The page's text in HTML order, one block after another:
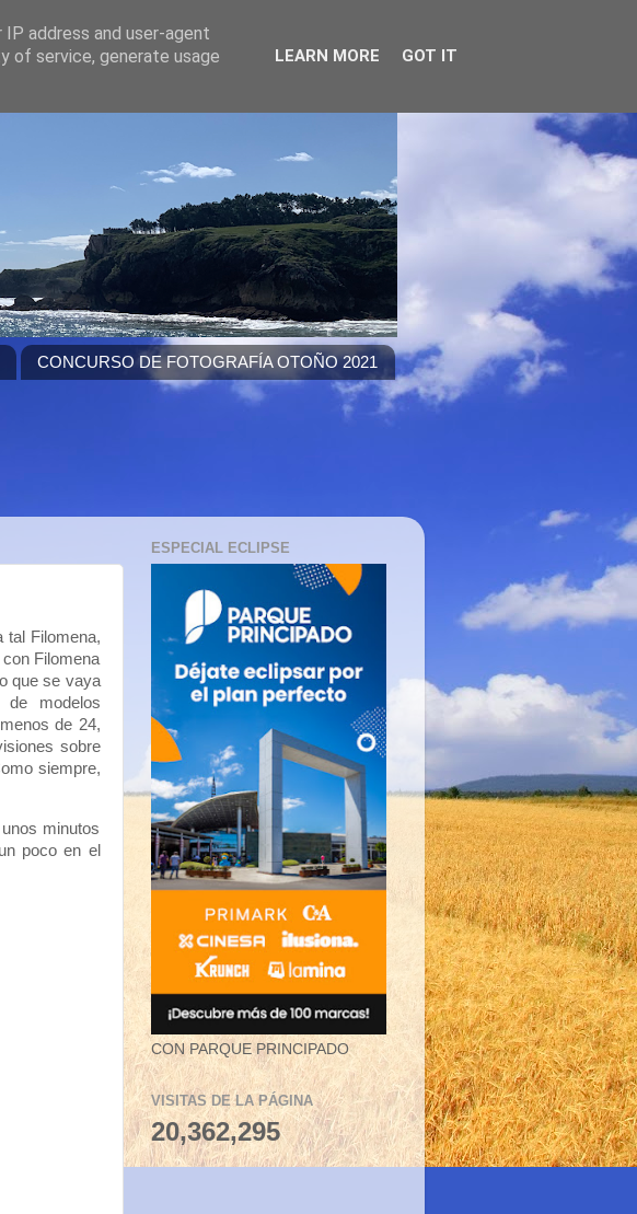
CONCURSO DE FOTOGRAFÍA OTOÑO 2021
tal Filomena,
Filomena
que se vaya
modelos
de 24,
sobre
siempre,
minutos
poco en el
ESPECIAL ECLIPSE
CON PARQUE PRINCIPADO
VISITAS DE LA PÁGINA
20,362,295
address and user-agent
of service, generate usage
LEARN MORE GOT IT